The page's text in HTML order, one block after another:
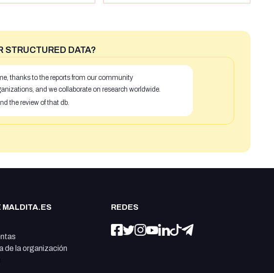
STRUCTURED DATA?
thanks to the reports from our community
and we collaborate on research worldwide.
the review of that db.
MALDITA.ES
de la organización
REDES